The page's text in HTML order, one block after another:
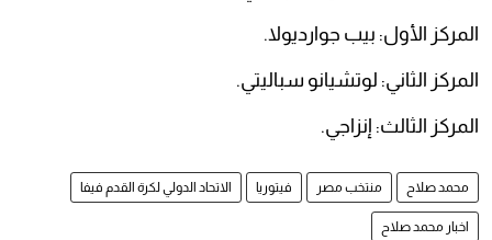
المركز الأول: بيب جوارديولا.
المركز الثاني: لوتشيانو سباليتي.
المركز الثالث: إنزاجي.
محمد صلاح منتخب مصر فيتوريا الاتحاد الدولي لكرة القدم فيفا
اخبار محمد صلاح